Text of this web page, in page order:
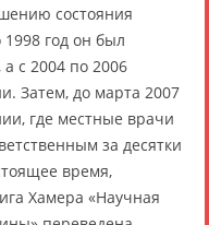
состояния
год он был
с 2004 по 2006
Затем, до марта 2007
где местные врачи
за десятки
время,
Хамера «Научная